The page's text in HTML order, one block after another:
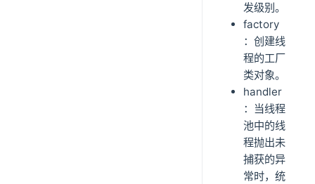
发级别。
factory
：创建线
程的工厂
类对象。
handler
：当线程
池中的线
程抛出未
捕获的异
常时，统